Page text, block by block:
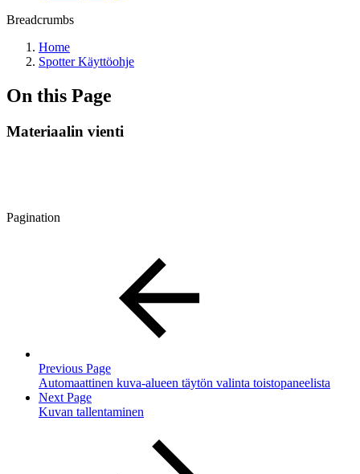
Breadcrumbs
Home
Spotter Käyttöohje
On this Page
Materiaalin vienti
Pagination
Previous Page
Automaattinen kuva-alueen täytön valinta toistopaneelista
Next Page
Kuvan tallentaminen